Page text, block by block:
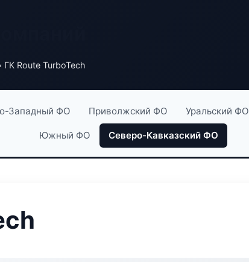
ГК Route TurboTech
Западный ФО Приволжский ФО Уральский ФО
Южный ФО Северо-Кавказский ФО